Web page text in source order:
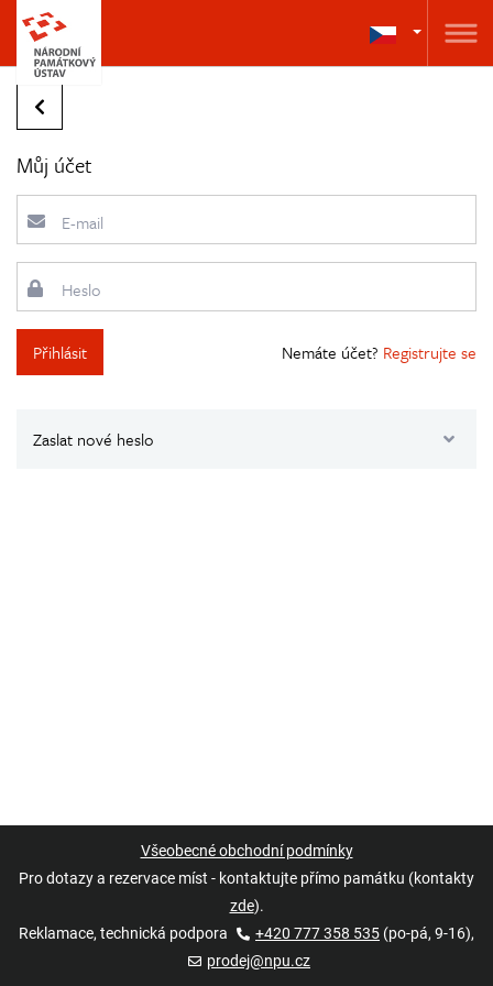
Můj účet
E-mail
Heslo
Přihlásit Nemáte účet? Registrujte se
Zaslat nové heslo
Všeobecné obchodní podmínky
Pro dotazy a rezervace míst - kontaktujte přímo památku (kontakty
zde).
Reklamace, technická podpora
+420 777 358 535 (po-pá, 9-16),
prodej@npu.cz